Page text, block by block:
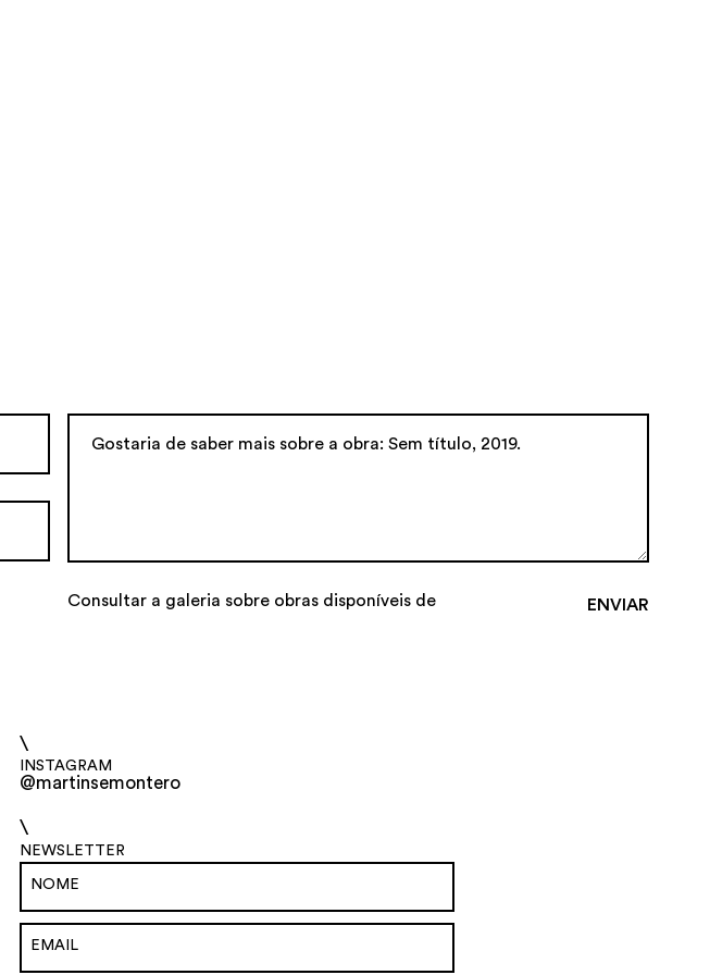
Consultar a galeria sobre obras disponíveis de
\
INSTAGRAM
@martinsemontero
\
NEWSLETTER